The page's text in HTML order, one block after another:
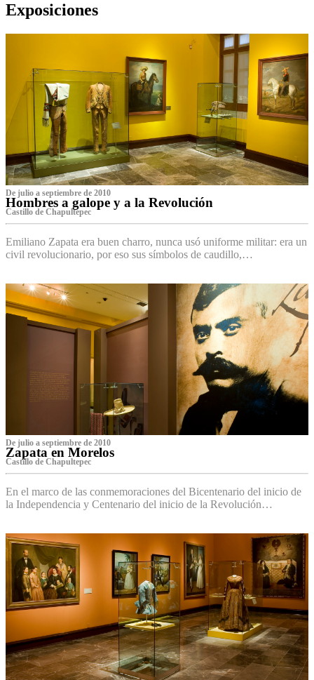
Exposiciones
De julio a septiembre de 2010
Hombres a galope y a la Revolución
Castillo de Chapultepec
Emiliano Zapata era buen charro, nunca usó uniforme militar: era un
civil revolucionario, por eso sus símbolos de caudillo,…
De julio a septiembre de 2010
Zapata en Morelos
Castillo de Chapultepec
En el marco de las conmemoraciones del Bicentenario del inicio de
la Independencia y Centenario del inicio de la Revolución…